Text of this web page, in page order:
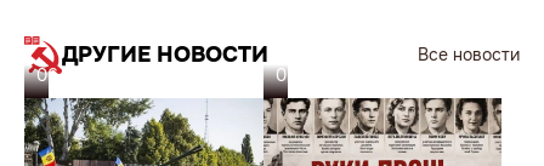
ДРУГИЕ НОВОСТИ
Все новости
06.08.26
05.08.26